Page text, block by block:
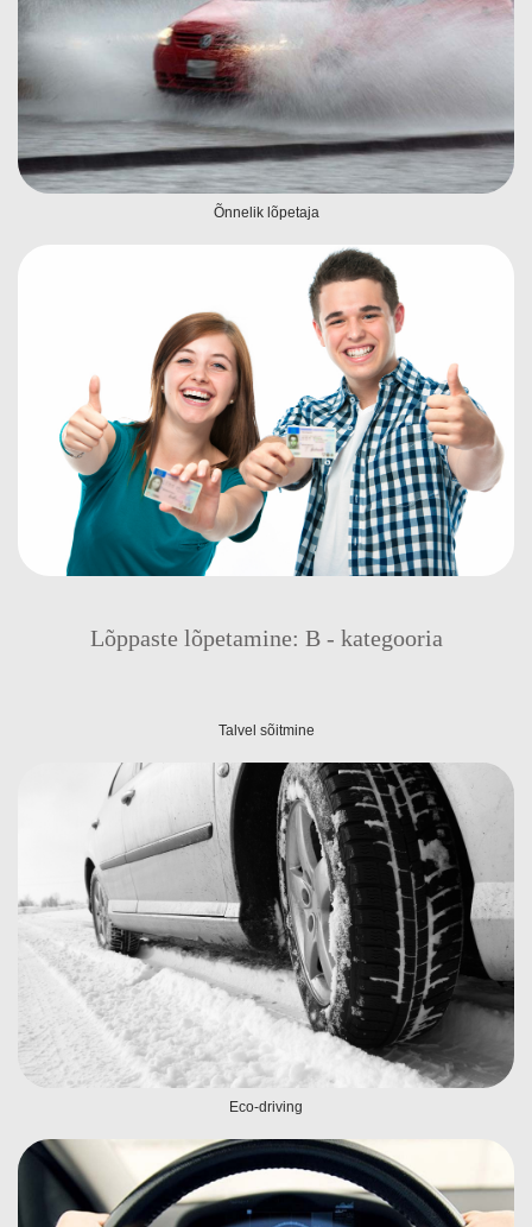
Õnnelik lõpetaja
Lõppaste lõpetamine: B - kategooria
Talvel sõitmine
Eco-driving